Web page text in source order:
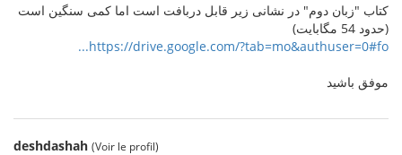
کتاب "زبان دوم" در نشانی زیر قابل دربافت است اما کمی سنگین است
(حدود 54 مگابایت)
https://drive.google.com/?tab=mo&authuser=0#fo...
موفق باشید
deshdashah (Voir le profil)